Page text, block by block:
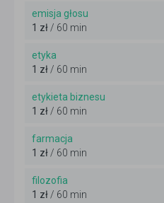
emisja głosu
1 zł / 60 min
etyka
1 zł / 60 min
etykieta biznesu
1 zł / 60 min
farmacja
1 zł / 60 min
filozofia
1 zł / 60 min